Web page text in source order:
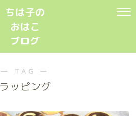
ちは子の
おはこ
ブログ
― TAG ―
ラッピング